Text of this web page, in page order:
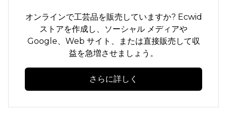
オンラインで工芸品を販売していますか? Ecwid
ストアを作成し、ソーシャル メディアや
Google、Web サイト、または直接販売して収
益を急増させましょう。
さらに詳しく